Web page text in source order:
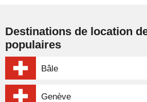
Destinations de location
populaires
Bâle
Genève